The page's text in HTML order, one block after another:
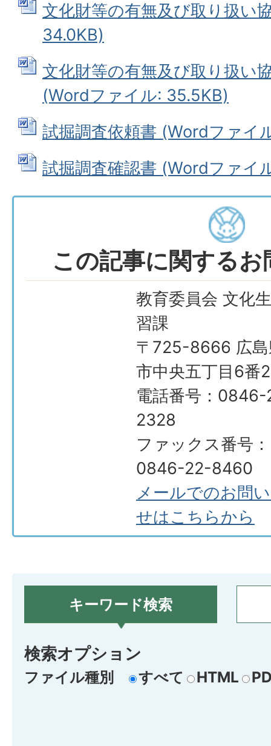
文化財等の有無及び取り扱い
34.0KB)
文化財等の有無及び取り扱い
(Wordファイル: 35.5KB)
試掘調査依頼書 (Wordファイ
試掘調査確認書 (Wordファイ
この記事に関する
教育委員会 文化
習課
〒725-8666 広島
市中央五丁目6番
電話番号：
2328
ファックス番号：
0846-22-8460
メールでのお問
せはこちらから
キーワード検索
検索オプション
ファイル種別 すべて HTML